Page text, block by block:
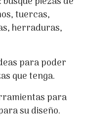
tuercas,
herraduras,
para poder
que tenga.
para
su diseño.